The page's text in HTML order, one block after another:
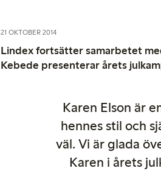
21 OKTOBER 2014
Lindex fortsätter samarbetet
Kebede presenterar årets
Karen Elson är
hennes stil och
väl. Vi är glada
Karen i årets